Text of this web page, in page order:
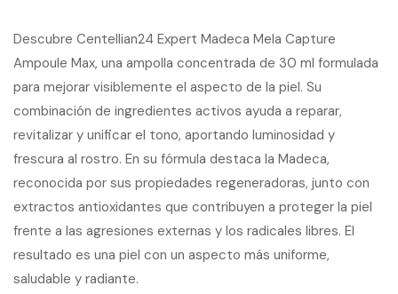
Descubre Centellian24 Expert Madeca Mela Capture
Ampoule Max, una ampolla concentrada de 30 ml formulada
para mejorar visiblemente el aspecto de la piel. Su
combinación de ingredientes activos ayuda a reparar,
revitalizar y unificar el tono, aportando luminosidad y
frescura al rostro. En su fórmula destaca la Madeca,
reconocida por sus propiedades regeneradoras, junto con
extractos antioxidantes que contribuyen a proteger la piel
frente a las agresiones externas y los radicales libres. El
resultado es una piel con un aspecto más uniforme,
saludable y radiante.